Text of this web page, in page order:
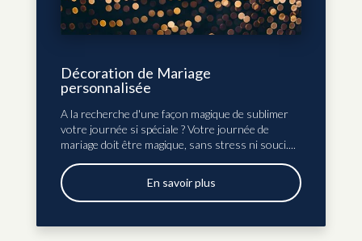
Décoration de Mariage
personnalisée
A la recherche d'une façon magique de sublimer
votre journée si spéciale ? Votre journée de
mariage doit être magique, sans stress ni souci....
En savoir plus